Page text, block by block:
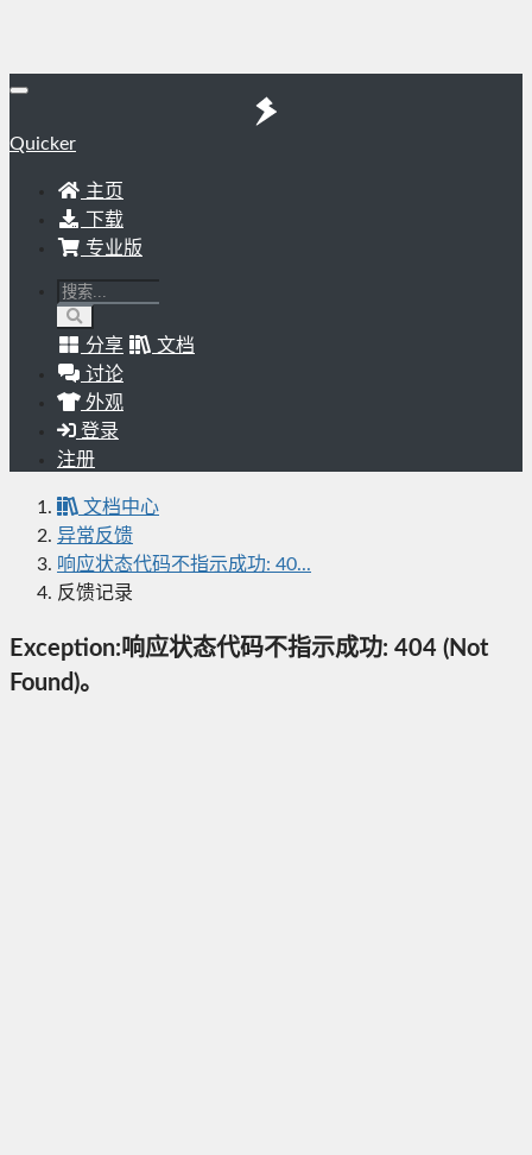
Quicker
主页
下载
专业版
分享
文档
讨论
外观
登录
注册
文档中心
异常反馈
响应状态代码不指示成功: 40...
反馈记录
Exception:响应状态代码不指示成功: 404 (Not
Found)。